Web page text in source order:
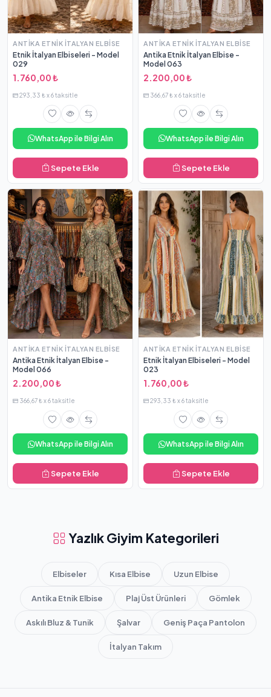
ANTIKA ETNIK İTALYAN ELBISE
Etnik İtalyan Elbiseleri - Model
029
1.760,00 ₺
293,33 ₺ x 6 taksitle
WhatsApp ile Bilgi Alın
Sepete Ekle
ANTIKA ETNIK İTALYAN ELBISE
Antika Etnik İtalyan Elbise -
Model 063
2.200,00 ₺
366,67 ₺ x 6 taksitle
WhatsApp ile Bilgi Alın
Sepete Ekle
ANTIKA ETNIK İTALYAN ELBISE
Antika Etnik İtalyan Elbise -
Model 066
2.200,00 ₺
366,67 ₺ x 6 taksitle
WhatsApp ile Bilgi Alın
Sepete Ekle
ANTIKA ETNIK İTALYAN ELBISE
Etnik İtalyan Elbiseleri - Model
023
1.760,00 ₺
293,33 ₺ x 6 taksitle
WhatsApp ile Bilgi Alın
Sepete Ekle
Yazlık Giyim Kategorileri
Elbiseler Kısa Elbise Uzun Elbise
Antika Etnik Elbise Plaj Üst Ürünleri Gömlek
Askılı Bluz & Tunik Şalvar Geniş Paça Pantolon
İtalyan Takım